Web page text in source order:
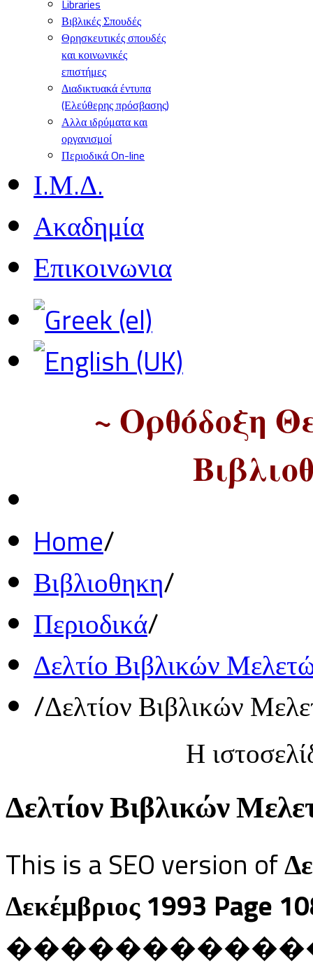
Libraries
Βιβλικές Σπουδές
Θρησκευτικές σπουδές
και κοινωνικές
επιστήμες
Διαδικτυακά έντυπα
(Ελεύθερης πρόσβασης)
Αλλα ιδρύματα και
οργανισμοί
Περιοδικά On-line
Ι.Μ.Δ.
Ακαδημία
Επικοινωνια
~ Ορθόδοξη
Home/
Βιβλιοθηκη/
Περιοδικά/
Δελτίο Βιβλικών
/Δελτίον Βιβλικών
Η
Δελτίον Βιβλικών
This is a SEO version of
Δεκέμβριος 1993 Page
������������